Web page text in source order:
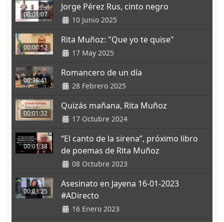
00:01:07
Jorge Pérez Rus, cinto negro
10 Junio 2025
00:00:52
Rita Muñoz: "Que yo te quise"
17 May 2025
00:36:41
Romancero de un día
28 Febrero 2025
00:01:32
Quizás mañana, Rita Muñoz
17 Octubre 2024
00:01:38
“El canto de la sirena”, próximo libro
de poemas de Rita Muñoz
08 Octubre 2023
00:03:25
Asesinato en Jayena 16-01-2023
#ADirecto
16 Enero 2023